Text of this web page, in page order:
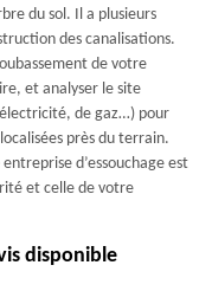
du sol. Il a plusieurs
des canalisations.
de votre
et analyser le site
de gaz…) pour
près du terrain.
d’essouchage est
et celle de votre
disponible